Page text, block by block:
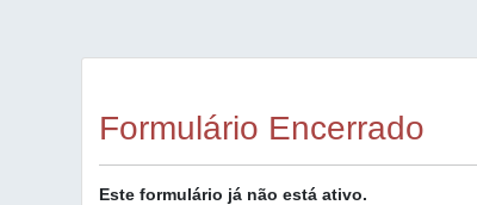
Formulário Encerrado
Este formulário já não está ativo.